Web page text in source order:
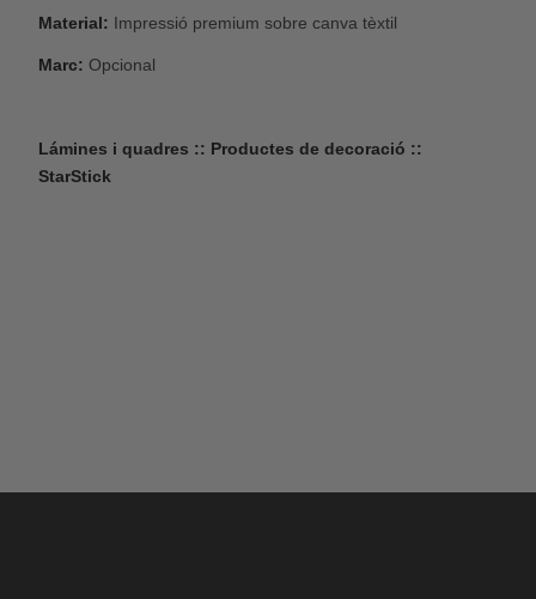
Material: Impressió premium sobre canva tèxtil
Marc: Opcional
Lámines i quadres :: Productes de decoració ::
StarStick